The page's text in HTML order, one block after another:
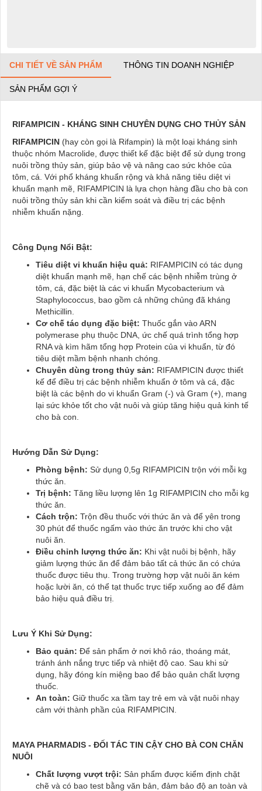
CHI TIẾT VỀ SẢN PHẨM THÔNG TIN DOANH NGHIỆP
SẢN PHẨM GỢI Ý
RIFAMPICIN - KHÁNG SINH CHUYÊN DỤNG CHO THỦY SẢN
RIFAMPICIN (hay còn gọi là Rifampin) là một loại kháng sinh
thuộc nhóm Macrolide, được thiết kế đặc biệt để sử dụng trong
nuôi trồng thủy sản, giúp bảo vệ và nâng cao sức khỏe của
tôm, cá. Với phổ kháng khuẩn rộng và khả năng tiêu diệt vi
khuẩn mạnh mẽ, RIFAMPICIN là lựa chọn hàng đầu cho bà con
nuôi trồng thủy sản khi cần kiểm soát và điều trị các bệnh
nhiễm khuẩn nặng.
Công Dụng Nổi Bật:
Tiêu diệt vi khuẩn hiệu quả: RIFAMPICIN có tác dụng
diệt khuẩn mạnh mẽ, hạn chế các bệnh nhiễm trùng ở
tôm, cá, đặc biệt là các vi khuẩn Mycobacterium và
Staphylococcus, bao gồm cả những chủng đã kháng
Methicillin.
Cơ chế tác dụng đặc biệt: Thuốc gắn vào ARN
polymerase phụ thuộc DNA, ức chế quá trình tổng hợp
RNA và kìm hãm tổng hợp Protein của vi khuẩn, từ đó
tiêu diệt mầm bệnh nhanh chóng.
Chuyên dùng trong thủy sản: RIFAMPICIN được thiết
kế để điều trị các bệnh nhiễm khuẩn ở tôm và cá, đặc
biệt là các bệnh do vi khuẩn Gram (-) và Gram (+), mang
lại sức khỏe tốt cho vật nuôi và giúp tăng hiệu quả kinh tế
cho bà con.
Hướng Dẫn Sử Dụng:
Phòng bệnh: Sử dụng 0,5g RIFAMPICIN trộn với mỗi kg
thức ăn.
Trị bệnh: Tăng liều lượng lên 1g RIFAMPICIN cho mỗi kg
thức ăn.
Cách trộn: Trộn đều thuốc với thức ăn và để yên trong
30 phút để thuốc ngấm vào thức ăn trước khi cho vật
nuôi ăn.
Điều chỉnh lượng thức ăn: Khi vật nuôi bị bệnh, hãy
giảm lượng thức ăn để đảm bảo tất cả thức ăn có chứa
thuốc được tiêu thụ. Trong trường hợp vật nuôi ăn kém
hoặc lười ăn, có thể tạt thuốc trực tiếp xuống ao để đảm
bảo hiệu quả điều trị.
Lưu Ý Khi Sử Dụng:
Bảo quản: Để sản phẩm ở nơi khô ráo, thoáng mát,
tránh ánh nắng trực tiếp và nhiệt độ cao. Sau khi sử
dụng, hãy đóng kín miệng bao để bảo quản chất lượng
thuốc.
An toàn: Giữ thuốc xa tầm tay trẻ em và vật nuôi nhạy
cảm với thành phần của RIFAMPICIN.
MAYA PHARMADIS - ĐỐI TÁC TIN CẬY CHO BÀ CON CHĂN
NUÔI
Chất lượng vượt trội: Sản phẩm được kiểm định chặt
chẽ và có bao test bằng văn bản, đảm bảo độ an toàn và